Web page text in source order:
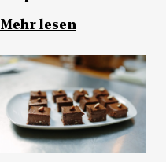
Mehr lesen